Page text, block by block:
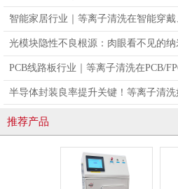
智能家居行业｜等离子清洗在智能穿
光模块隐性不良根源：肉眼看不见的
真凶
PCB线路板行业｜等离子清洗在PCB/
半导体封装良率提升关键！等离子清
合不良问题
推荐产品